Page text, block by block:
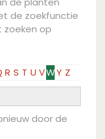
de zoekfunctie
zoeken op
R S T U VWY Z
door de